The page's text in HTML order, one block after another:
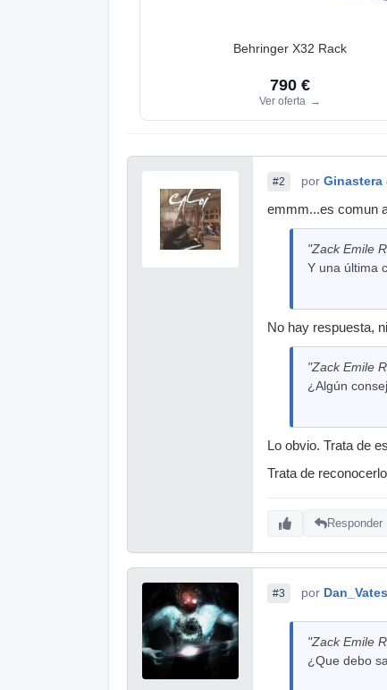
Behringer X32 Rack
790 €
Ver oferta →
#2 por Ginastera
emmm...es comun
"Zack Emile
Y una última
No hay respuesta,
"Zack Emile
¿Algún
Lo obvio. Trata de
Trata de
Responder
#3 por Dan_Vates
"Zack Emile
¿Que debo